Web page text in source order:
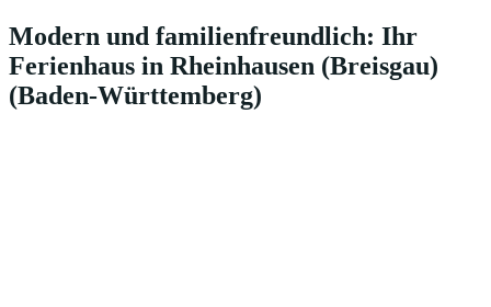
Modern und familienfreundlich: Ihr
Ferienhaus in Rheinhausen (Breisgau)
(Baden-Württemberg)